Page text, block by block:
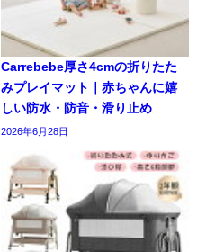
Carrebebe厚さ4cmの折りたた
みプレイマット｜赤ちゃんに嬉
しい防水・防音・滑り止め
2026年6月28日